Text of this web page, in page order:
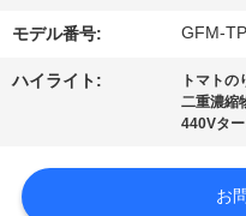
私
モデル番号: GFM-
ハイライト: トマト
二重濃縮
440Vタ
お